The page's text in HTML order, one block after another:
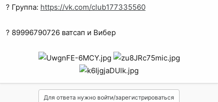
? Группа: https://vk.com/club177335560
? 89996790726 ватсап и Вибер
Для ответа нужно войти/зарегистрироваться